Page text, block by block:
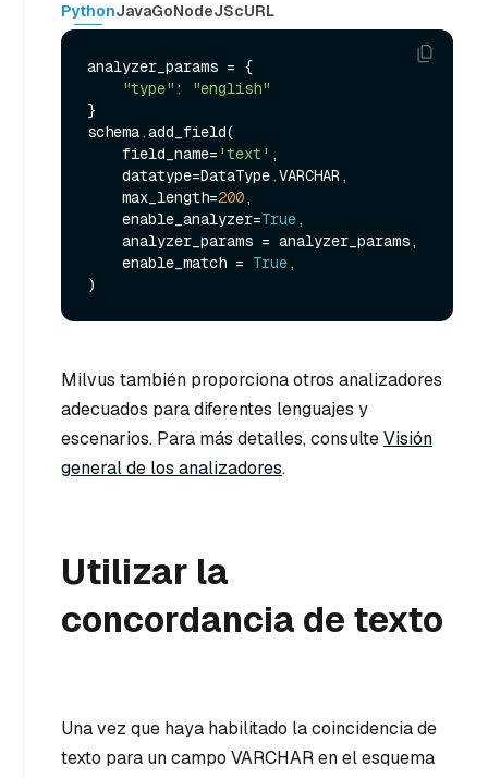
PythonJavaGoNodeJScURL
analyzer_params = {
"type" :
"english"
}
schema.add_field(
    field_name=
'text' ,
    max_length=
200,
    enable_analyzer=
True,
    enable_match =
True,
Milvus también proporciona otros analizadores
adecuados para diferentes lenguajes y
escenarios. Para más detalles, consulteVisión
general de los analizadores.
Utilizar la
concordancia de texto
Una vez que haya habilitado la coincidencia de
texto para un campo VARCHAR en el esquema